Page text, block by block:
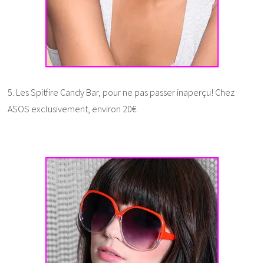
5. Les Spitfire Candy Bar, pour ne pas passer inaperçu! Chez
ASOS exclusivement, environ 20€